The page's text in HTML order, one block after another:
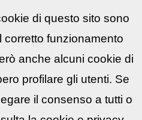
di questo sito sono
corretto funzionamento
anche alcuni cookie di
profilare gli utenti. Se
il consenso a tutti o